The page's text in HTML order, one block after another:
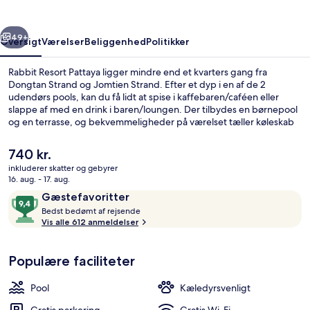
Næste
49+
OversigtVærelserBeliggenhedPolitikker
Rabbit Resort Pattaya ligger mindre end et kvarters gang fra
Dongtan Strand og Jomtien Strand. Efter et dyp i en af de 2
udendørs pools, kan du få lidt at spise i kaffebaren/caféen eller
slappe af med en drink i baren/loungen. Der tilbydes en børnepool
og en terrasse, og bekvemmeligheder på værelset tæller køleskab
hjælpsomme personale.
Den
nuværende
pris
740 kr.
740 kr.
inkluderer skatter og gebyrer
16. aug. - 17. aug.
AnmeldelserGæstefavoritter
9,4
ud
af
Gæstefavoritter
Bedst bedømt af rejsende
e
Vis alle 612 anmeldelser
Populære faciliteter
Pool
Kæledyrsvenligt